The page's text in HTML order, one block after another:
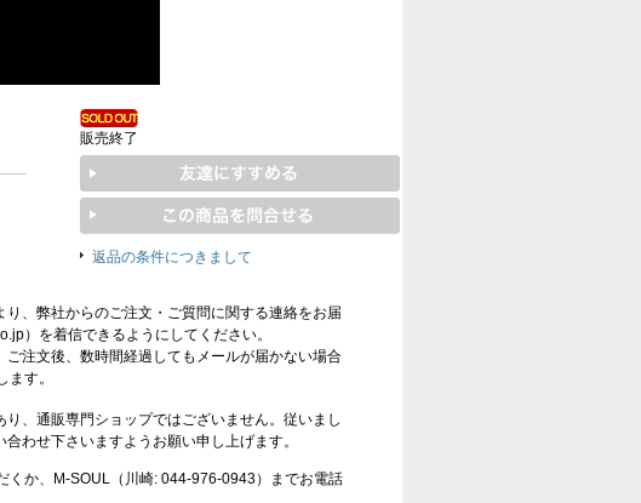
販売終了
返品の条件につきまして
、弊社からのご注文・ご質問に関する連絡をお届
）を着信できるようにしてください。
注文後、数時間経過してもメールが届かない場合
す。
、通販専門ショップではございません。従いまし
わせ下さいますようお願い申し上げます。
くか、M-SOUL（川崎: 044-976-0943）までお電話